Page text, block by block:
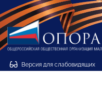
Версия для слабовидящих